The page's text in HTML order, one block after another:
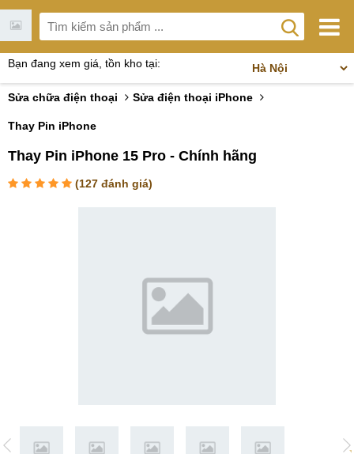
Bạn đang xem giá, tồn kho tại:
Sửa chữa điện thoại Sửa điện thoại iPhone
Thay Pin iPhone
Thay Pin iPhone 15 Pro - Chính hãng
(127 đánh giá)